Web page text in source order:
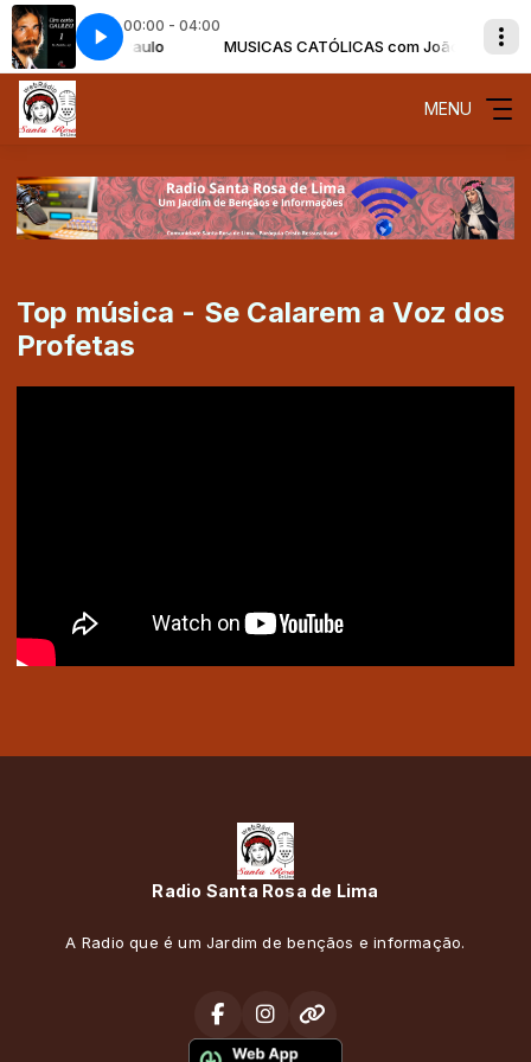
00:00 - 04:00
com João Paulo MUSICAS CATÓLICAS com João Paulo
- História de Maria Padre Zezinho SCJ - História de Maria
MENU
Top música - Se Calarem a Voz dos
Profetas
Radio Santa Rosa de Lima
A Radio que é um Jardim de bençãos e informação.